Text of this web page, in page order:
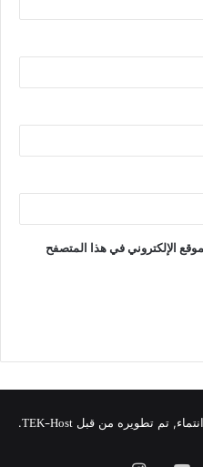
الإلكتروني في هذا المتصفح
TEK-Host
.